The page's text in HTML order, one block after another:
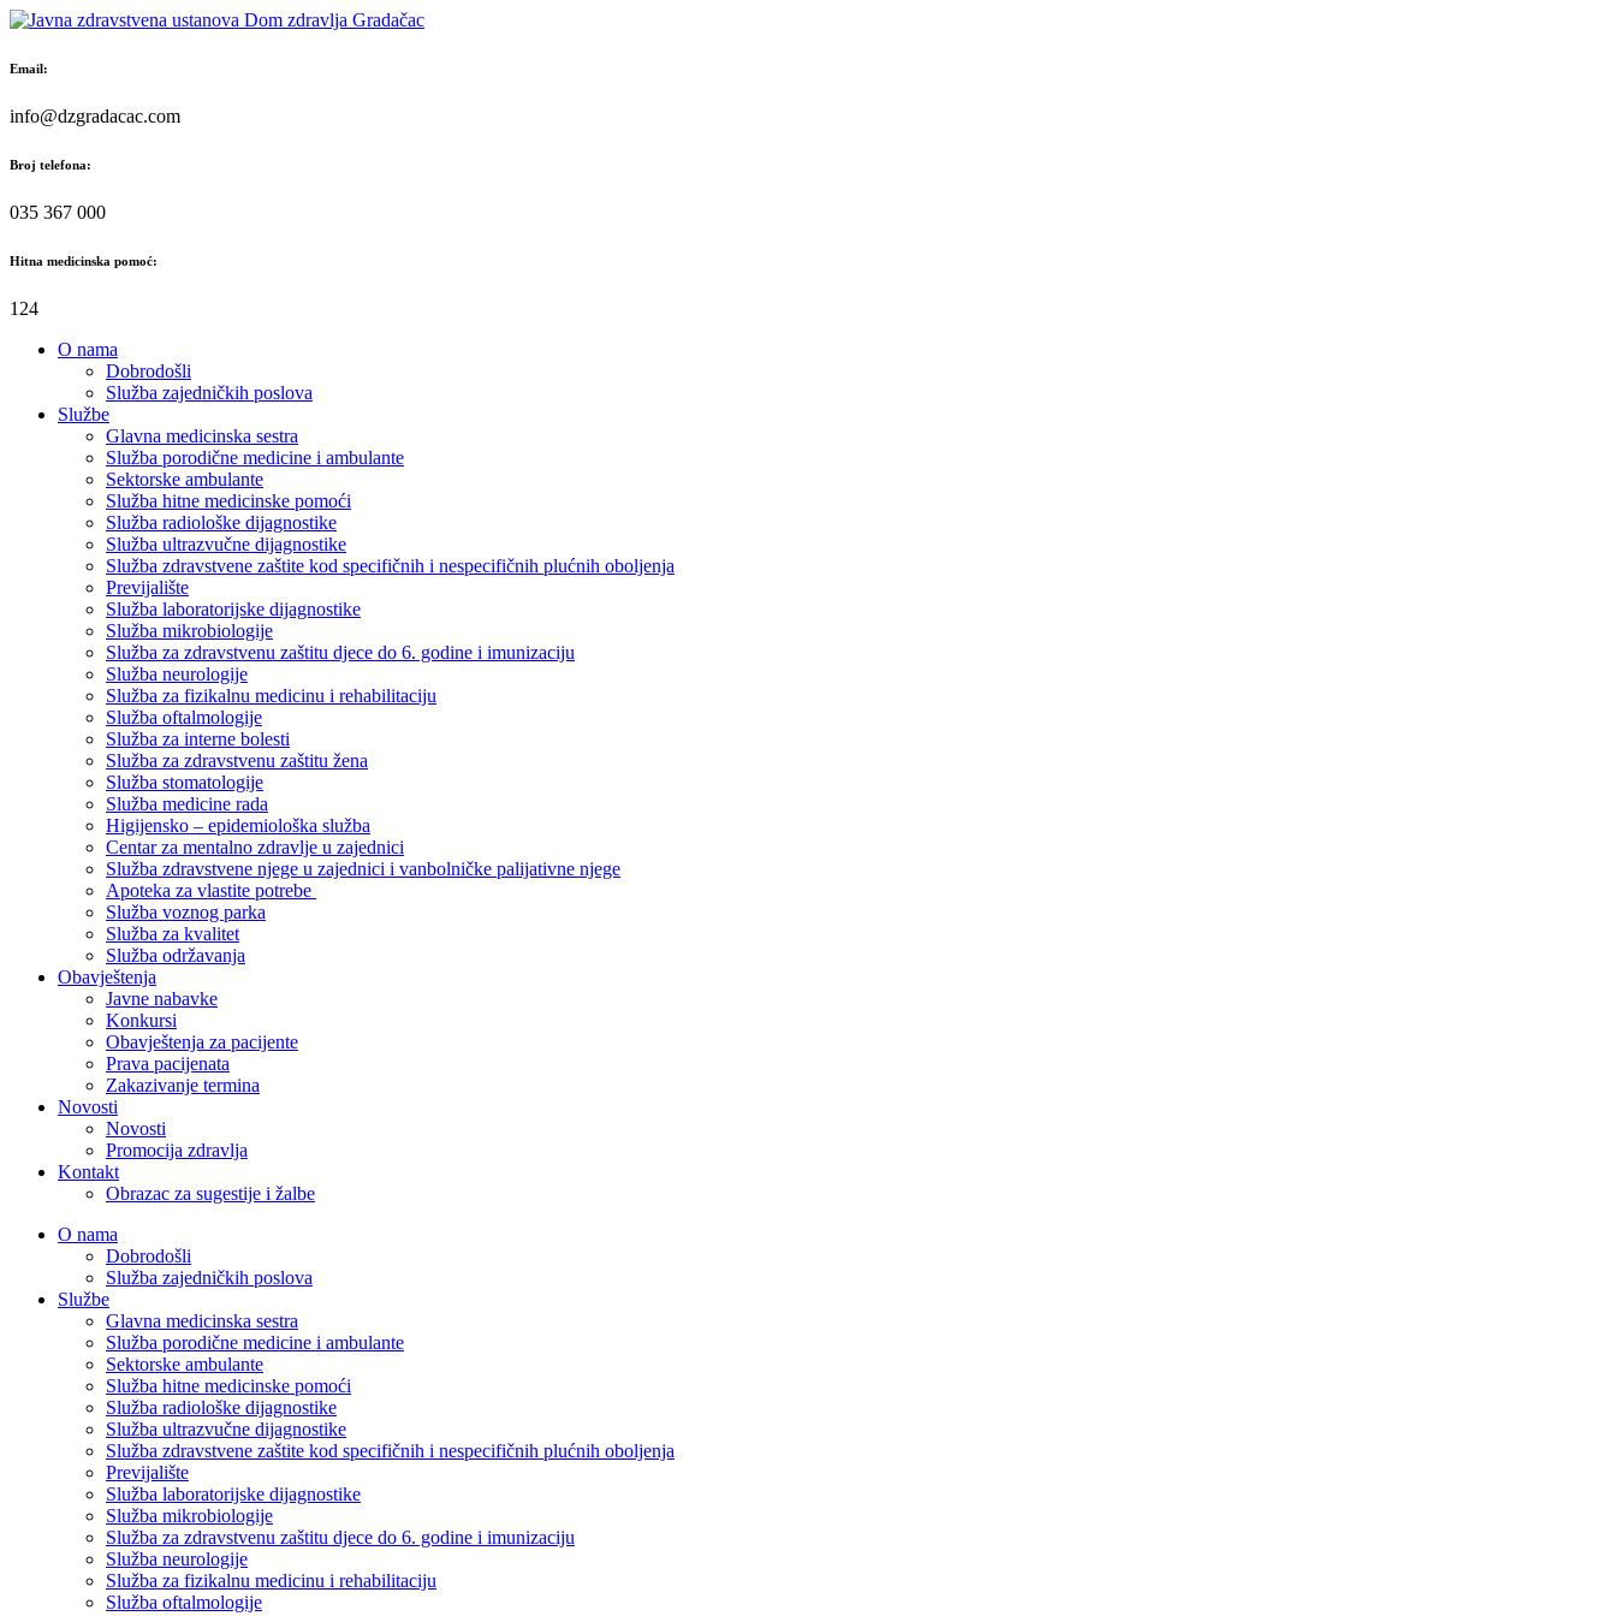
Skip
content
Email:
info@dzgradacac.com
Broj telefona:
035 367 000
Hitna medicinska pomoć:
124
O nama
Dobrodošli
Služba zajedničkih poslova
Službe
Glavna medicinska sestra
Služba porodične medicine i ambulante
Sektorske ambulante
Služba hitne medicinske pomoći
Služba radiološke dijagnostike
Služba ultrazvučne dijagnostike
Služba zdravstvene zaštite kod specifičnih i nespecifičnih plućnih oboljenja
Previjalište
Služba laboratorijske dijagnostike
Služba mikrobiologije
Služba za zdravstvenu zaštitu djece do 6. godine i imunizaciju
Služba neurologije
Služba za fizikalnu medicinu i rehabilitaciju
Služba oftalmologije
Služba za interne bolesti
Služba za zdravstvenu zaštitu žena
Služba stomatologije
Služba medicine rada
Higijensko – epidemiološka služba
Centar za mentalno zdravlje u zajednici
Služba zdravstvene njege u zajednici i vanbolničke palijativne njege
Apoteka za vlastite potrebe
Služba voznog parka
Služba za kvalitet
Služba održavanja
Obavještenja
Javne nabavke
Konkursi
Obavještenja za pacijente
Prava pacijenata
Zakazivanje termina
Novosti
Novosti
Promocija zdravlja
Kontakt
Obrazac za sugestije i žalbe
O nama
Dobrodošli
Služba zajedničkih poslova
Službe
Glavna medicinska sestra
Služba porodične medicine i ambulante
Sektorske ambulante
Služba hitne medicinske pomoći
Služba radiološke dijagnostike
Služba ultrazvučne dijagnostike
Služba zdravstvene zaštite kod specifičnih i nespecifičnih plućnih oboljenja
Previjalište
Služba laboratorijske dijagnostike
Služba mikrobiologije
Služba za zdravstvenu zaštitu djece do 6. godine i imunizaciju
Služba neurologije
Služba za fizikalnu medicinu i rehabilitaciju
Služba oftalmologije